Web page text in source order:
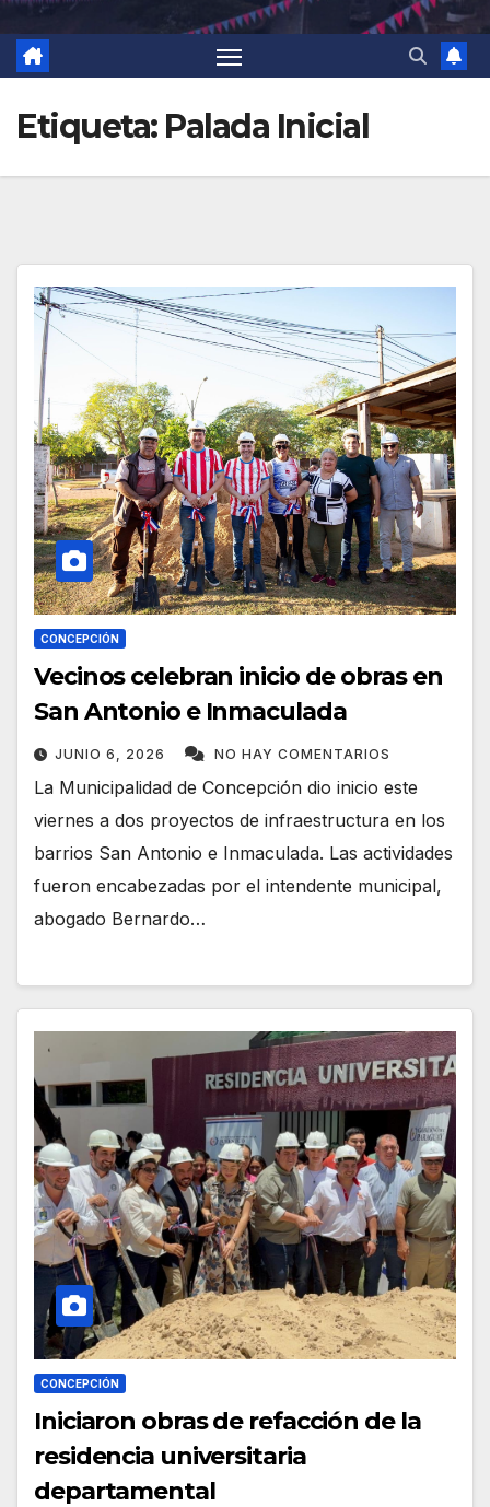
Etiqueta: Palada Inicial
CONCEPCIÓN
Vecinos celebran inicio de obras en
San Antonio e Inmaculada
JUNIO 6, 2026 NO HAY COMENTARIOS
La Municipalidad de Concepción dio inicio este
viernes a dos proyectos de infraestructura en los
barrios San Antonio e Inmaculada. Las actividades
fueron encabezadas por el intendente municipal,
abogado Bernardo…
CONCEPCIÓN
Iniciaron obras de refacción de la
residencia universitaria
departamental